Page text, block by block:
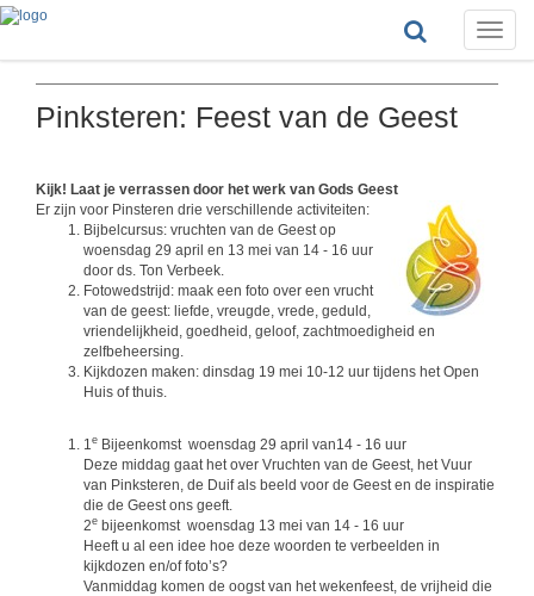
Toggle
Pinksteren: Feest van de Geest
Kijk! Laat je verrassen door het werk van Gods Geest
Er zijn voor Pinsteren drie verschillende activiteiten:
Bijbelcursus: vruchten van de Geest op
woensdag 29 april en 13 mei van 14 - 16 uur
door ds. Ton Verbeek.
Fotowedstrijd: maak een foto over een vrucht
van de geest: liefde, vreugde, vrede, geduld,
vriendelijkheid, goedheid, geloof, zachtmoedigheid en
zelfbeheersing.
Kijkdozen maken: dinsdag 19 mei 10-12 uur tijdens het Open
Huis of thuis.
1e Bijeenkomst woensdag 29 april van14 - 16 uur
Deze middag gaat het over Vruchten van de Geest, het Vuur
van Pinksteren, de Duif als beeld voor de Geest en de inspiratie
die de Geest ons geeft.
2e bijeenkomst woensdag 13 mei van 14 - 16 uur
Heeft u al een idee hoe deze woorden te verbeelden in
kijkdozen en/of foto’s?
Vanmiddag komen de oogst van het wekenfeest, de vrijheid die